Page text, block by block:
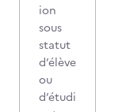
ion
sous
statut
d’élève
ou
d’étudi